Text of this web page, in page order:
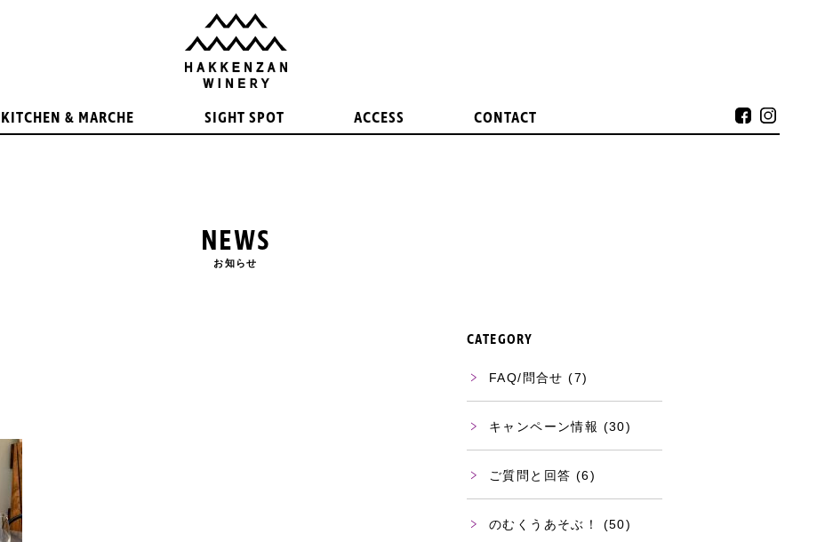
KITCHEN & MARCHE SIGHT SPOT ACCESS CONTACT
NEWS
お知らせ
CATEGORY
FAQ/問合せ (7)
キャンペーン情報 (30)
ご質問と回答 (6)
のむくうあそぶ！ (50)